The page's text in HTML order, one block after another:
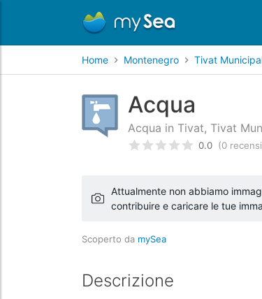
Home Montenegro Tivat
Acqua
Acqua in Tivat, Tivat
Valutato0/5 basata
0.0 (0
Attualmente non abbiamo
contribuire e caricare le tue
Scoperto da mySea
Descrizione